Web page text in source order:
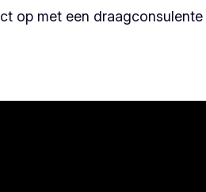
op met een